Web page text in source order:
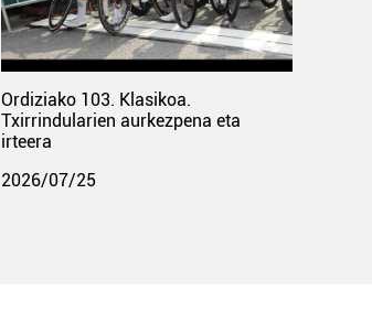
Ordiziako 103. Klasikoa.
Txirrindularien aurkezpena eta
irteera
2026/07/25